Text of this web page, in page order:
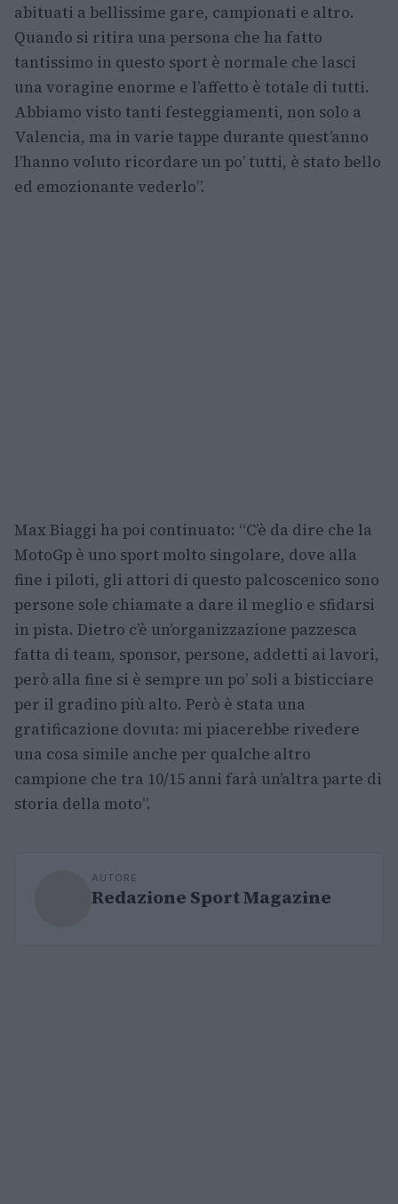
abituati a bellissime gare, campionati e altro.
Quando si ritira una persona che ha fatto
tantissimo in questo sport è normale che lasci
una voragine enorme e l’affetto è totale di tutti.
Abbiamo visto tanti festeggiamenti, non solo a
Valencia, ma in varie tappe durante quest’anno
l’hanno voluto ricordare un po’ tutti, è stato bello
ed emozionante vederlo”.
Max Biaggi ha poi continuato: “C’è da dire che la
MotoGp è uno sport molto singolare, dove alla
fine i piloti, gli attori di questo palcoscenico sono
persone sole chiamate a dare il meglio e sfidarsi
in pista. Dietro c’è un’organizzazione pazzesca
fatta di team, sponsor, persone, addetti ai lavori,
però alla fine si è sempre un po’ soli a bisticciare
per il gradino più alto. Però è stata una
gratificazione dovuta: mi piacerebbe rivedere
una cosa simile anche per qualche altro
campione che tra 10/15 anni farà un’altra parte di
storia della moto”.
AUTORE
Redazione Sport Magazine